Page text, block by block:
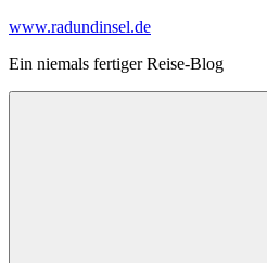
Zum
springen
www.radundinsel.de
Ein niemals fertiger Reise-Blog